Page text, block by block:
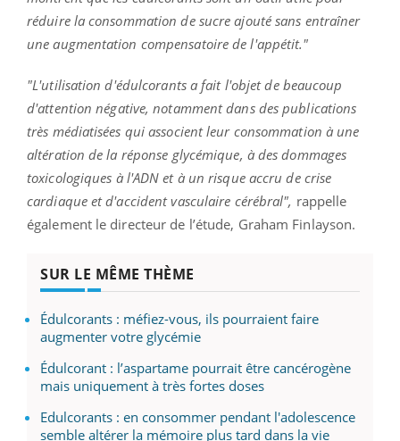
réduire la consommation de sucre ajouté sans entraîner
une augmentation compensatoire de l'appétit."
"L'utilisation d'édulcorants a fait l'objet de beaucoup
d'attention négative, notamment dans des publications
très médiatisées qui associent leur consommation à une
altération de la réponse glycémique, à des dommages
toxicologiques à l'ADN et à un risque accru de crise
cardiaque et d'accident vasculaire cérébral", rappelle
également le directeur de l’étude, Graham Finlayson.
SUR LE MÊME THÈME
Édulcorants : méfiez-vous, ils pourraient faire
augmenter votre glycémie
Édulcorant : l’aspartame pourrait être cancérogène
mais uniquement à très fortes doses
Edulcorants : en consommer pendant l'adolescence
semble altérer la mémoire plus tard dans la vie